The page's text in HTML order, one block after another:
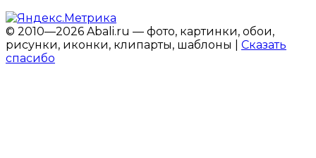
© 2010—2026 Abali.ru — фото, картинки, обои,
рисунки, иконки, клипарты, шаблоны | Сказать
спасибо